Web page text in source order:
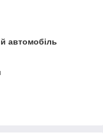
автомобіль